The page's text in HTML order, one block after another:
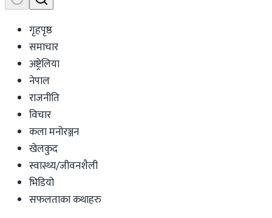
गृहपृष्ठ
समाचार
अष्ट्रेलिया
नेपाल
राजनीति
विचार
कला मनोरञ्जन
खेलकुद
स्वास्थ्य/जीवनशैली
भिडियो
सफलताका कथाहरु